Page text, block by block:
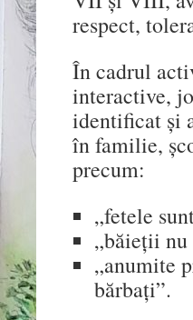
respect,
În cadrul
interactive,
identificat și
în familie,
precum:
„fetele
„băieții nu
„anumite
bărbați”.